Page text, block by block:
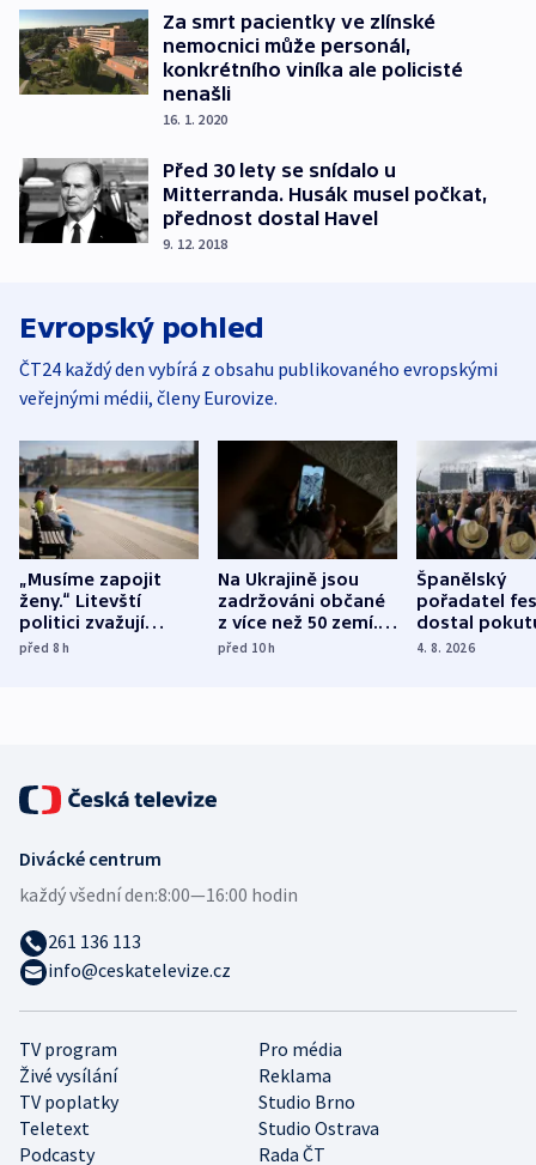
Za smrt pacientky ve zlínské
nemocnici může personál,
konkrétního viníka ale policisté
nenašli
16. 1. 2020
Před 30 lety se snídalo u
Mitterranda. Husák musel počkat,
přednost dostal Havel
9. 12. 2018
Evropský pohled
ČT24 každý den vybírá z obsahu publikovaného evropskými
veřejnými médii, členy Eurovize.
„Musíme zapojit
ženy.“ Litevští
politici zvažují
dohodu o
před 8h
Na Ukrajině jsou
zadržováni občané
z více než 50 zemí.
Bojovali na straně
před 10h
Španělský
pořadatel
dostal
nekalé
4. 8. 2026
TV program
Pro média
Živé vysílání
Reklama
TV poplatky
Studio Brno
Teletext
Studio Ostrava
Podcasty
Rada ČT
Divácké centrum
každý všední den:8:00—16:00 hodin
261 136 113
info@ceskatelevize.cz